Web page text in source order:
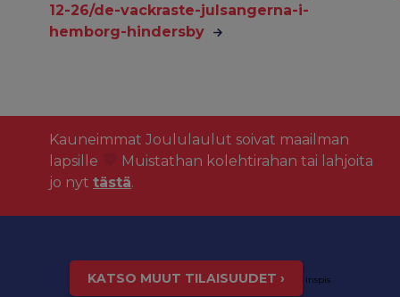
12-26/de-vackraste-julsangerna-i-
hemborg-hindersby
Kauneimmat Joululaulut soivat maailman
lapsille
Muistathan kolehtirahan tai lahjoita
jo nyt tästä.
KATSO MUUT TILAISUUDET › inspis